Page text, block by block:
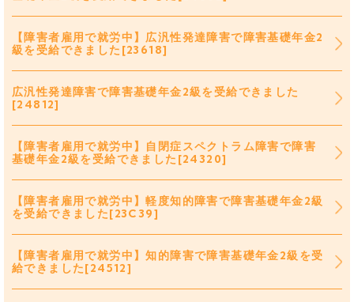
【障害者雇用で就労中】広汎性発達障害で障害基礎年金2
級を受給できました[23618]
広汎性発達障害で障害基礎年金2級を受給できました
[24812]
【障害者雇用で就労中】自閉症スペクトラム障害で障害
基礎年金2級を受給できました[24320]
【障害者雇用で就労中】軽度知的障害で障害基礎年金2級
を受給できました[23C39]
【障害者雇用で就労中】知的障害で障害基礎年金2級を受
給できました[24512]